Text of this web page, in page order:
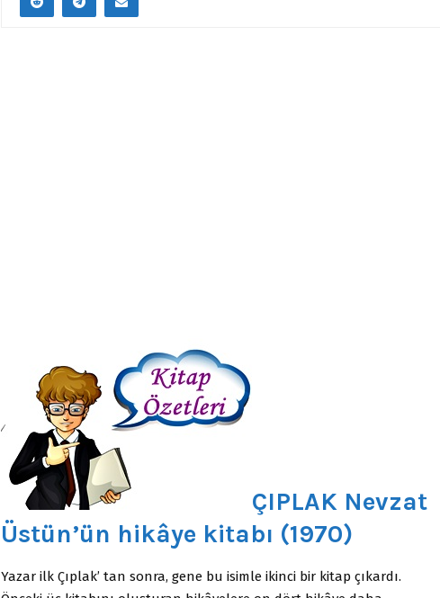
ÇIPLAK Nevzat
Üstün’ün hikâye kitabı (1970)
Yazar ilk Çıplak’ tan sonra, gene bu isimle ikinci bir kitap çıkardı.